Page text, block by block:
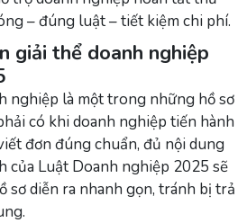
– đúng luật – tiết kiệm chi phí.
giải thể doanh nghiệp
nghiệp là một trong những hồ sơ
có khi doanh nghiệp tiến hành
đơn đúng chuẩn, đủ nội dung
của Luật Doanh nghiệp 2025 sẽ
sơ diễn ra nhanh gọn, tránh bị trả